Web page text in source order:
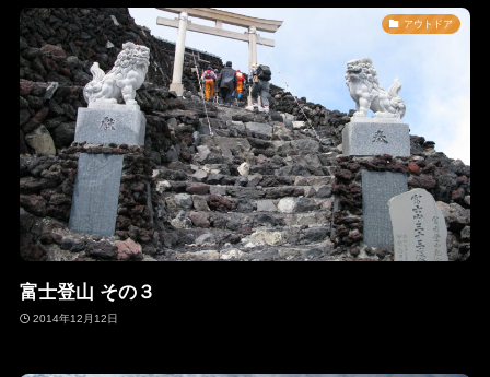
アウトドア
富士登山 その３
2014年12月12日